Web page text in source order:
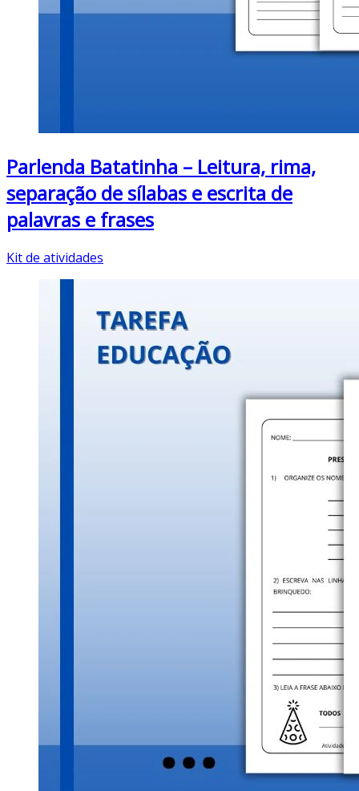
Parlenda Batatinha – Leitura, rima,
separação de sílabas e escrita de
palavras e frases
Kit de atividades